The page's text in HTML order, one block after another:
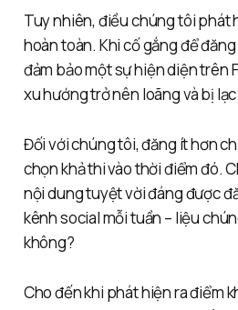
Tuy nhiên, điều chúng tôi phát
hoàn toàn. Khi cố gắng để
đảm bảo một sự hiện diện trên
xu hướng trở nên loãng và bị
Đối với chúng tôi, đăng ít hơn
chọn khả thi vào thời điểm đó.
nội dung tuyệt vời đáng được
kênh social mỗi tuần – liệu
không?
Cho đến khi phát hiện ra điểm